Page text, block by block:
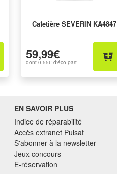
Cafetière SEVERIN KA4847
59,99€
dont 0,55€ d'éco-part
EN SAVOIR PLUS
Indice de réparabilité
Accès extranet Pulsat
S'abonner à la newsletter
Jeux concours
E-réservation